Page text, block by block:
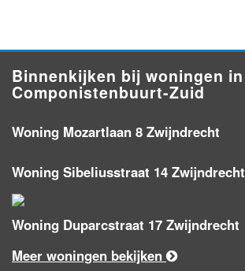
Binnenkijken bij woningen in
Componistenbuurt-Zuid
Woning Mozartlaan 8 Zwijndrecht
Woning Sibeliusstraat 14 Zwijndrecht
Woning Duparcstraat 17 Zwijndrecht
Meer woningen bekijken